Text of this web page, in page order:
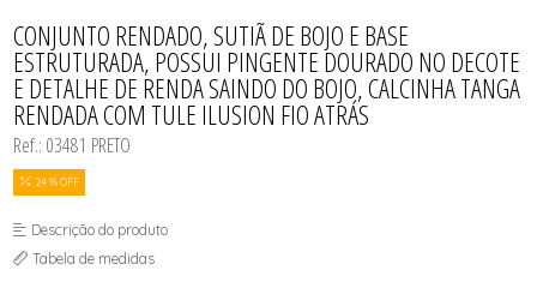
CONJUNTO
CONJUNTO BIQUÍNI
MAIÔ
PIJAMA DE VERÃO
ROBE
TOP
CONJUNTO RENDADO, SUTIÃ DE BOJO E BASE
ESTRUTURADA, POSSUI PINGENTE DOURADO NO DECOTE
E DETALHE DE RENDA SAINDO DO BOJO, CALCINHA TANGA
RENDADA COM TULE ILUSION FIO ATRÁS
Ref.: 03481 PRETO
24 % OFF
Descrição do produto
Tabela de medidas